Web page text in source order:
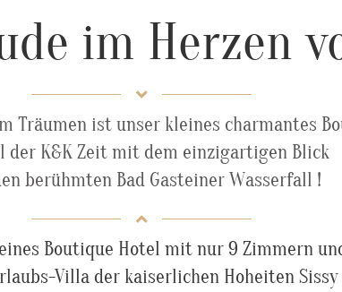
im Herzen
Träumen ist unser kleines charmantes
der K&K Zeit mit dem einzigartigen Blick
berühmten Bad Gasteiner Wasserfall !
Boutique Hotel mit nur 9 Zimmern
Villa der kaiserlichen Hoheiten Sissy